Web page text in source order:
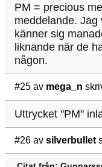
PM = precious
meddelande. Jag
känner sig
liknande när de
någon.
#25 av mega_n
Uttrycket "PM"
#26 av silverbullet